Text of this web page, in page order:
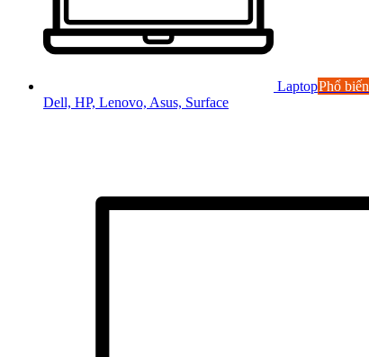
LaptopPhổ biến
Dell, HP, Lenovo, Asus, Surface